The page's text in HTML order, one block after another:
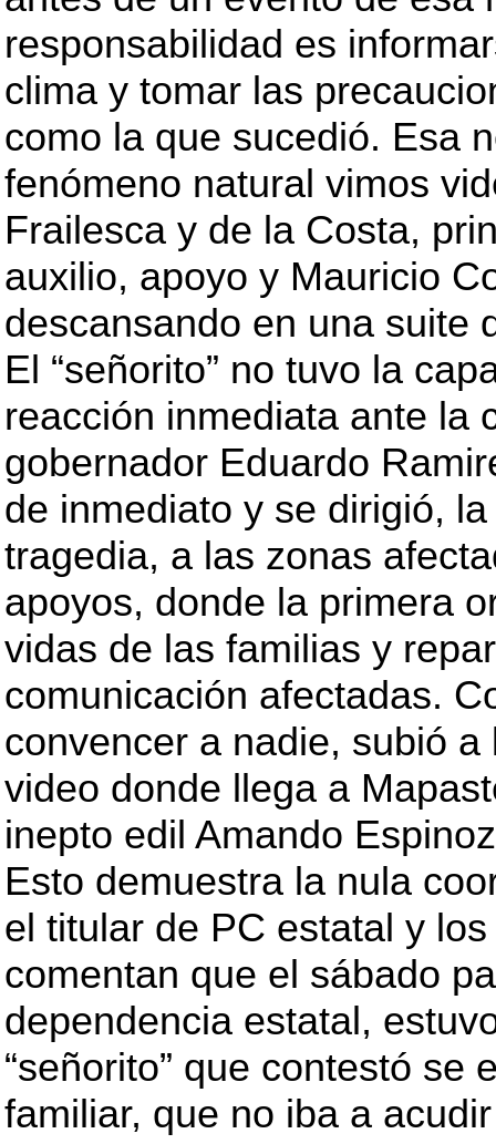
responsabilidad es
clima y tomar las
como la que sucedió. Esa
fenómeno natural vimos
Frailesca y de la Costa,
auxilio, apoyo y Mauricio
descansando en una suite
El “señorito” no tuvo la
reacción inmediata ante la
gobernador Eduardo
de inmediato y se dirigió,
tragedia, a las zonas
apoyos, donde la primera
vidas de las familias y
comunicación afectadas.
convencer a nadie, subió
video donde llega a
inepto edil Amando
Esto demuestra la nula
el titular de PC estatal y
comentan que el sábado
dependencia estatal,
“señorito” que contestó se
familiar, que no iba a